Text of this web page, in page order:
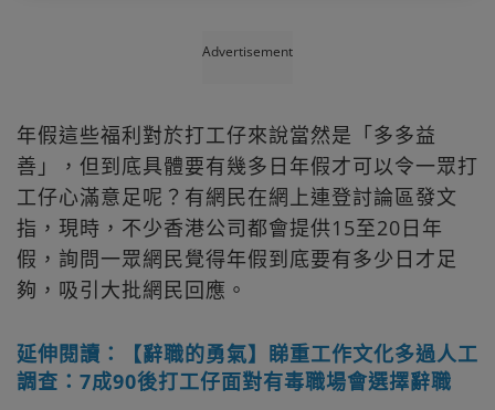
Advertisement
年假這些福利對於打工仔來說當然是「多多益
善」，但到底具體要有幾多日年假才可以令一眾打
工仔心滿意足呢？有網民在網上連登討論區發文
指，現時，不少香港公司都會提供15至20日年
假，詢問一眾網民覺得年假到底要有多少日才足
夠，吸引大批網民回應。
延伸閱讀：【辭職的勇氣】睇重工作文化多過人工
調查：7成90後打工仔面對有毒職場會選擇辭職